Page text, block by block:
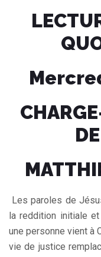
Les paroles de
la reddition initiale
une personne vient à
vie de justice